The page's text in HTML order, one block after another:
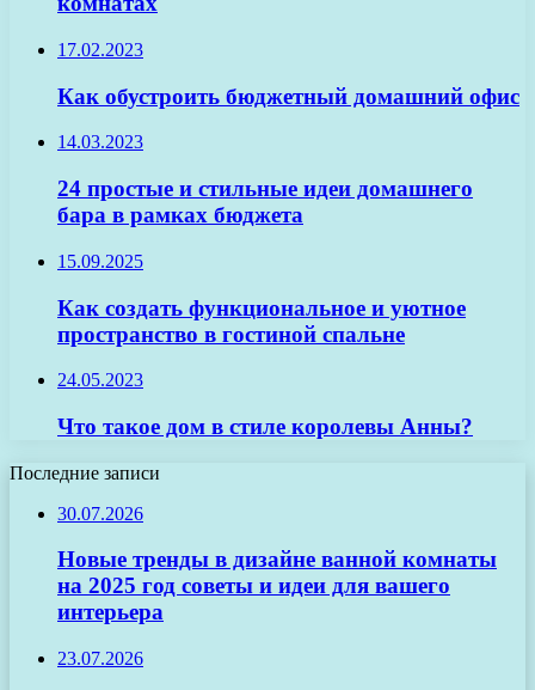
17.02.2023
Как обустроить бюджетный домашний офис
14.03.2023
24 простые и стильные идеи домашнего
бара в рамках бюджета
15.09.2025
Как создать функциональное и уютное
пространство в гостиной спальне
24.05.2023
Что такое дом в стиле королевы Анны?
Последние записи
30.07.2026
Новые тренды в дизайне ванной комнаты
на 2025 год советы и идеи для вашего
интерьера
23.07.2026